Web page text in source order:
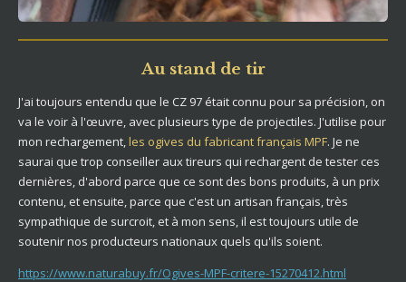
Au stand de tir
J'ai toujours entendu que le CZ 97 était connu pour sa précision, on
va le voir à l'œuvre, avec plusieurs type de projectiles. J'utilise pour
mon rechargement, les ogives du fabricant français MPF. Je ne
saurai que trop conseiller aux tireurs qui rechargent de tester ces
dernières, d'abord parce que ce sont des bons produits, à un prix
contenu, et ensuite, parce que c'est un artisan français, très
sympathique de surcroit, et à mon sens, il est toujours utile de
soutenir nos producteurs nationaux quels qu'ils soient.
https://www.naturabuy.fr/Ogives-MPF-critere-15270412.html